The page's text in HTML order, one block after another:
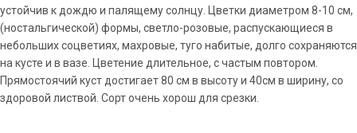
устойчив к дождю и палящему солнцу. Цветки диаметром 8-10 см,
(ностальгической) формы, светло-розовые, распускающиеся в
небольших соцветиях, махровые, туго набитые, долго сохраняются
на кусте и в вазе. Цветение длительное, с частым повтором.
Прямостоячий куст достигает 80 см в высоту и 40см в ширину, со
здоровой листвой. Сорт очень хорош для срезки.